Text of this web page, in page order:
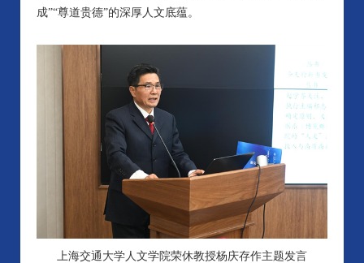
成”“尊道贵德”的深厚人文底蕴。
上海交通大学人文学院荣休教授杨庆存作主题发言